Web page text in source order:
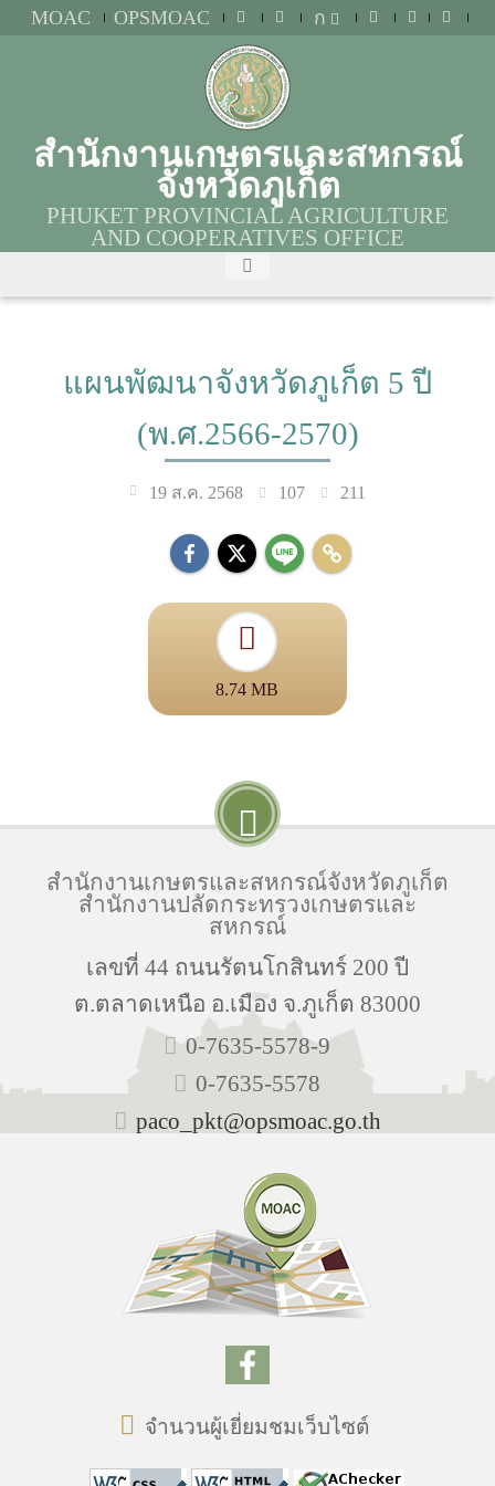
MOAC OPSMOAC ก
สำนักงานเกษตรและสหกรณ์
จังหวัดภูเก็ต
PHUKET PROVINCIAL AGRICULTURE
AND COOPERATIVES OFFICE
แผนพัฒนาจังหวัดภูเก็ต 5 ปี
(พ.ศ.2566-2570)
19 ส.ค. 2568 107 211
8.74 MB
สำนักงานเกษตรและสหกรณ์จังหวัดภูเก็ต
สำนักงานปลัดกระทรวงเกษตรและ
สหกรณ์
เลขที่ 44 ถนนรัตนโกสินทร์ 200 ปี
ต.ตลาดเหนือ อ.เมือง จ.ภูเก็ต 83000
0-7635-5578-9
0-7635-5578
paco_pkt@opsmoac.go.th
จำนวนผู้เยี่ยมชมเว็บไซต์